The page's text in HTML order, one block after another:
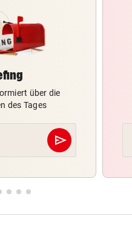
über die
des Tages
send
Abschicken